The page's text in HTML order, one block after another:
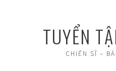
TUYỂN
CHIẾN SĨ –